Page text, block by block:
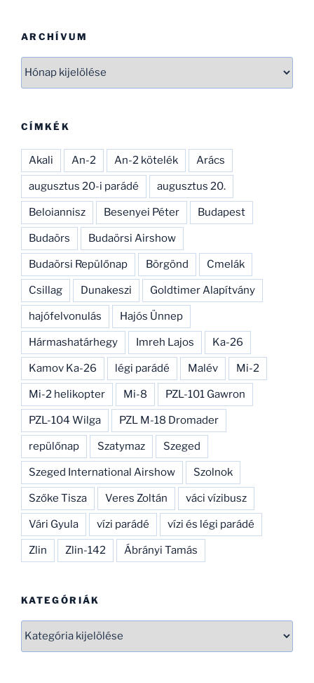
ARCHÍVUM
CÍMKÉK
Akali An-2 An-2 kötelék Arács
augusztus 20-i parádé augusztus 20.
Beloiannisz Besenyei Péter Budapest
Budaörs Budaörsi Airshow
Budaörsi Repülőnap Börgönd Cmelák
Csillag Dunakeszi Goldtimer Alapítvány
hajófelvonulás Hajós Ünnep
Hármashatárhegy Imreh Lajos Ka-26
Kamov Ka-26 légi parádé Malév Mi-2
Mi-2 helikopter Mi-8 PZL-101 Gawron
PZL-104 Wilga PZL M-18 Dromader
repülőnap Szatymaz Szeged
Szeged International Airshow Szolnok
Szőke Tisza Veres Zoltán váci vízibusz
Vári Gyula vízi parádé vízi és légi parádé
Zlin Zlin-142 Ábrányi Tamás
KATEGÓRIÁK